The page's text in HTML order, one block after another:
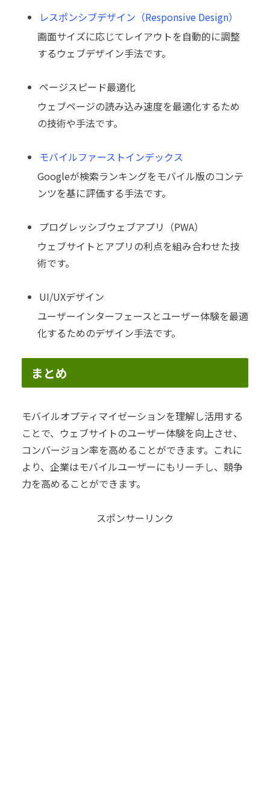
レスポンシブデザイン（Responsive Design）
画面サイズに応じてレイアウトを自動的に調整
するウェブデザイン手法です。
ページスピード最適化
ウェブページの読み込み速度を最適化するため
の技術や手法です。
モバイルファーストインデックス
Googleが検索ランキングをモバイル版のコンテ
ンツを基に評価する手法です。
プログレッシブウェブアプリ（PWA）
ウェブサイトとアプリの利点を組み合わせた技
術です。
UI/UXデザイン
ユーザーインターフェースとユーザー体験を最適
化するためのデザイン手法です。
まとめ
モバイルオプティマイゼーションを理解し活用する
ことで、ウェブサイトのユーザー体験を向上させ、
コンバージョン率を高めることができます。これに
より、企業はモバイルユーザーにもリーチし、競争
力を高めることができます。
スポンサーリンク